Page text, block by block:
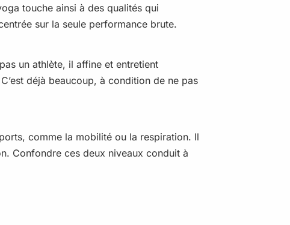
touche ainsi à des qualités qui
sur la seule performance brute.
un athlète, il affine et entretient
déjà beaucoup, à condition de ne pas
comme la mobilité ou la respiration. Il
Confondre ces deux niveaux conduit à